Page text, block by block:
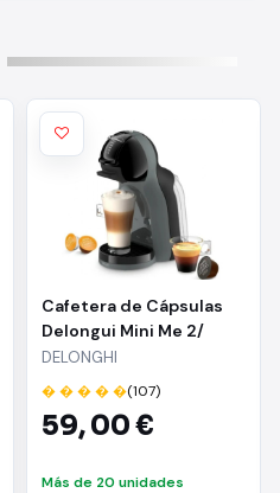
Cafetera de Cápsulas
Delongui Mini Me 2/
Negro y Gris
DELONGHI
� � � � �(107)
59,00 €
Más de 20 unidades